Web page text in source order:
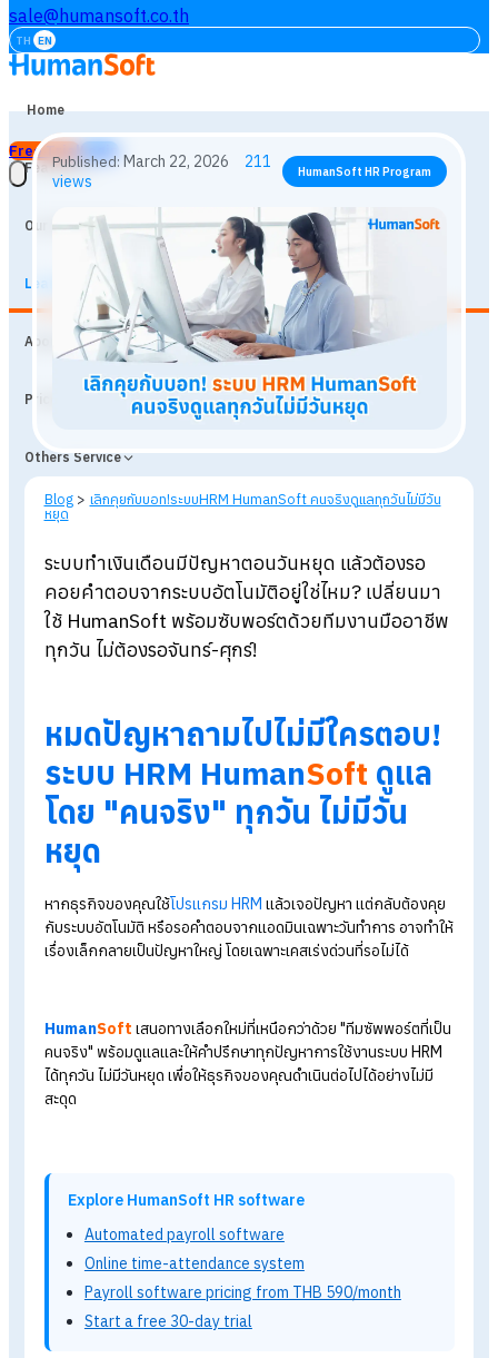
sale@humansoft.co.th
TH EN
Home
Features
Our Customers
Learning
About
Prices
Others Service
Free Trial
Published:March 22, 2026 211
views HumanSoft HR Program
เลิกคุยกับบอท!ระบบHRM HumanSoft คนจริงดูแลทุกวันไม่มี
หยุด
ระบบทำเงินเดือนมีปัญหาตอนวันหยุด แล้วต้องรอ
คอยคำตอบจากระบบอัตโนมัติอยู่ใช่ไหม?
ใช้ HumanSoft
ระบบ HRM HumanSoftดูแล
โดย "คนจริง" ทุกวัน ไม่มีวัน
หยุด
หากธุรกิจของคุณใช้
กับระบบอัตโนมัติ หรือรอคำตอบจากแอดมินเฉพาะวันทำการ อาจท
เรื่องเล็กกลายเป็นปัญหาใหญ่ โดยเฉพาะเคสเร่งด่วนที่รอไม่ได้
HumanSoftเสนอทางเลือกใหม่ที่เหนือกว่าด้วย
คนจริง"